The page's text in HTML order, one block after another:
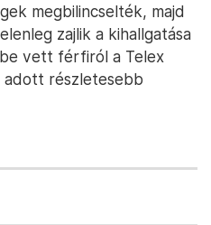
megbilincselték, majd
zajlik a kihallgatása
vett férfiról a Telex
adott részletesebb